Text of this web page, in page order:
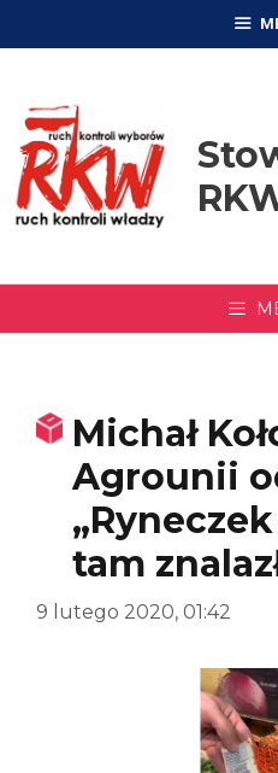
Michał
Agrounii
tam
9 lutego 2020, 01:42